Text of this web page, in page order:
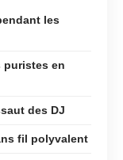
les
puristes en
des DJ
fil polyvalent